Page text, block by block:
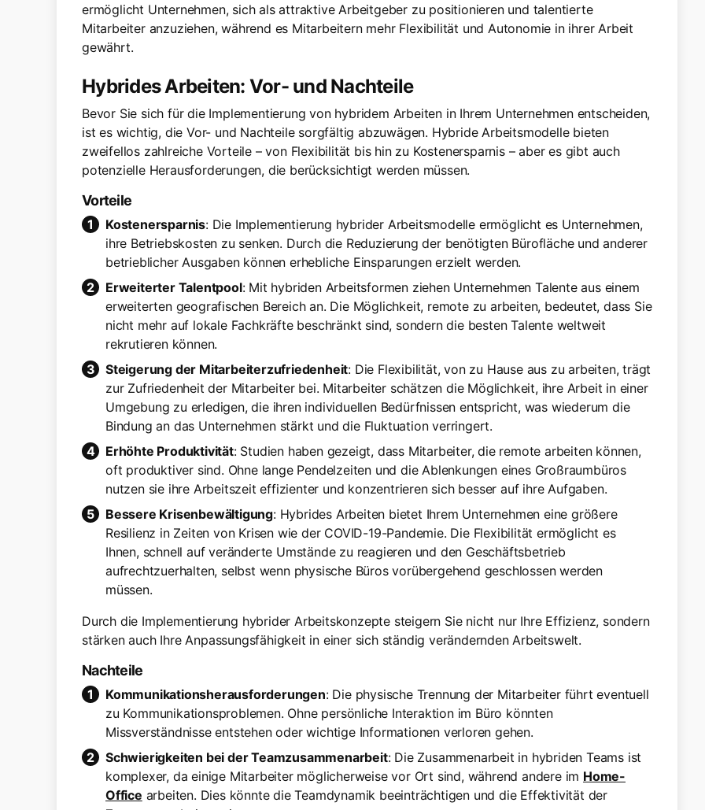
ermöglicht Unternehmen, sich als attraktive Arbeitgeber zu positionieren und talentierte
Mitarbeiter anzuziehen, während es Mitarbeitern mehr Flexibilität und Autonomie in ihrer Arbeit
gewährt.
Hybrides Arbeiten: Vor- und Nachteile
Bevor Sie sich für die Implementierung von hybridem Arbeiten in Ihrem Unternehmen entscheiden,
ist es wichtig, die Vor- und Nachteile sorgfältig abzuwägen. Hybride Arbeitsmodelle bieten
zweifellos zahlreiche Vorteile – von Flexibilität bis hin zu Kostenersparnis – aber es gibt auch
potenzielle Herausforderungen, die berücksichtigt werden müssen.
Vorteile
Kostenersparnis: Die Implementierung hybrider Arbeitsmodelle ermöglicht es Unternehmen,
ihre Betriebskosten zu senken. Durch die Reduzierung der benötigten Bürofläche und anderer
betrieblicher Ausgaben können erhebliche Einsparungen erzielt werden.
Erweiterter Talentpool: Mit hybriden Arbeitsformen ziehen Unternehmen Talente aus einem
erweiterten geografischen Bereich an. Die Möglichkeit, remote zu arbeiten, bedeutet, dass Sie
nicht mehr auf lokale Fachkräfte beschränkt sind, sondern die besten Talente weltweit
rekrutieren können.
Steigerung der Mitarbeiterzufriedenheit: Die Flexibilität, von zu Hause aus zu arbeiten, trägt
zur Zufriedenheit der Mitarbeiter bei. Mitarbeiter schätzen die Möglichkeit, ihre Arbeit in einer
Umgebung zu erledigen, die ihren individuellen Bedürfnissen entspricht, was wiederum die
Bindung an das Unternehmen stärkt und die Fluktuation verringert.
Erhöhte Produktivität: Studien haben gezeigt, dass Mitarbeiter, die remote arbeiten können,
oft produktiver sind. Ohne lange Pendelzeiten und die Ablenkungen eines Großraumbüros
nutzen sie ihre Arbeitszeit effizienter und konzentrieren sich besser auf ihre Aufgaben.
Bessere Krisenbewältigung: Hybrides Arbeiten bietet Ihrem Unternehmen eine größere
Resilienz in Zeiten von Krisen wie der COVID-19-Pandemie. Die Flexibilität ermöglicht es
Ihnen, schnell auf veränderte Umstände zu reagieren und den Geschäftsbetrieb
aufrechtzuerhalten, selbst wenn physische Büros vorübergehend geschlossen werden
müssen.
Durch die Implementierung hybrider Arbeitskonzepte steigern Sie nicht nur Ihre Effizienz, sondern
stärken auch Ihre Anpassungsfähigkeit in einer sich ständig verändernden Arbeitswelt.
Nachteile
Kommunikationsherausforderungen: Die physische Trennung der Mitarbeiter führt eventuell
zu Kommunikationsproblemen. Ohne persönliche Interaktion im Büro könnten
Missverständnisse entstehen oder wichtige Informationen verloren gehen.
Schwierigkeiten bei der Teamzusammenarbeit: Die Zusammenarbeit in hybriden Teams ist
komplexer, da einige Mitarbeiter möglicherweise vor Ort sind, während andere im Home-
Office arbeiten. Dies könnte die Teamdynamik beeinträchtigen und die Effektivität der